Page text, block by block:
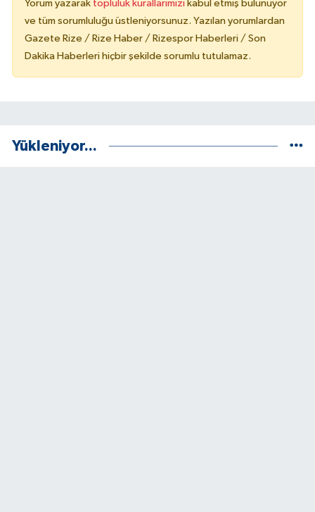
Yorum yazarak topluluk kurallarımızı kabul etmiş bulunuyor
ve tüm sorumluluğu üstleniyorsunuz. Yazılan yorumlardan
Gazete Rize / Rize Haber / Rizespor Haberleri / Son
Dakika Haberleri hiçbir şekilde sorumlu tutulamaz.
Yükleniyor...